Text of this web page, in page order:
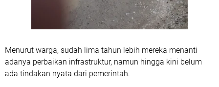
Menurut warga, sudah lima tahun lebih mereka menanti
adanya perbaikan infrastruktur, namun hingga kini belum
ada tindakan nyata dari pemerintah.